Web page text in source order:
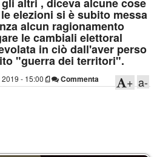
altri , diceva alcune cose
elezioni si è subito messa
alcun ragionamento
le cambiali elettoral
in ciò dall'aver perso
"guerra dei territori".
- 15:00 Commenta a-
+